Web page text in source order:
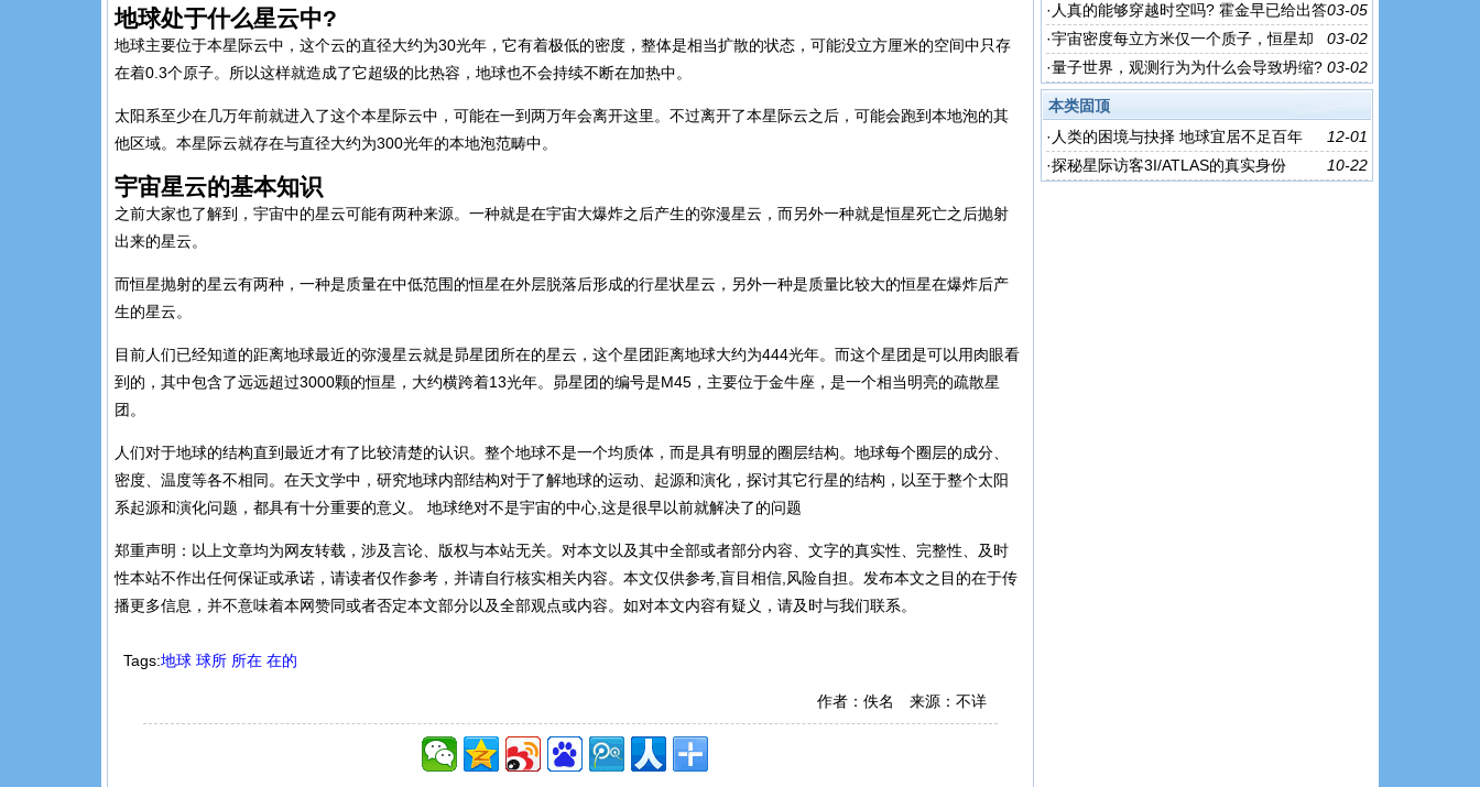
地球处于什么星云中?
地球主要位于本星际云中，这个云的直径大约为30光年，它有着极低的密度，整体是相当扩散的状态，可能没立方厘米的空间中只存
在着0.3个原子。所以这样就造成了它超级的比热容，地球也不会持续不断在加热中。
太阳系至少在几万年前就进入了这个本星际云中，可能在一到两万年会离开这里。不过离开了本星际云之后，可能会跑到本地泡的其
他区域。本星际云就存在与直径大约为300光年的本地泡范畴中。
宇宙星云的基本知识
之前大家也了解到，宇宙中的星云可能有两种来源。一种就是在宇宙大爆炸之后产生的弥漫星云，而另外一种就是恒星死亡之后抛射
出来的星云。
而恒星抛射的星云有两种，一种是质量在中低范围的恒星在外层脱落后形成的行星状星云，另外一种是质量比较大的恒星在爆炸后产
生的星云。
目前人们已经知道的距离地球最近的弥漫星云就是昴星团所在的星云，这个星团距离地球大约为444光年。而这个星团是可以用肉眼看
到的，其中包含了远远超过3000颗的恒星，大约横跨着13光年。昴星团的编号是M45，主要位于金牛座，是一个相当明亮的疏散星
团。
人们对于地球的结构直到最近才有了比较清楚的认识。整个地球不是一个均质体，而是具有明显的圈层结构。地球每个圈层的成分、
密度、温度等各不相同。在天文学中，研究地球内部结构对于了解地球的运动、起源和演化，探讨其它行星的结构，以至于整个太阳
系起源和演化问题，都具有十分重要的意义。 地球绝对不是宇宙的中心,这是很早以前就解决了的问题
郑重声明：以上文章均为网友转载，涉及言论、版权与本站无关。对本文以及其中全部或者部分内容、文字的真实性、完整性、及时
性本站不作出任何保证或承诺，请读者仅作参考，并请自行核实相关内容。本文仅供参考,盲目相信,风险自担。发布本文之目的在于传
播更多信息，并不意味着本网赞同或者否定本文部分以及全部观点或内容。如对本文内容有疑义，请及时与我们联系。
Tags:地球 球所 所在 在的
作者：佚名 来源：不详
03-05
· 人真的能够穿越时空吗? 霍金早已给出答
案，只是很多人不敢承认
03-02
·宇宙密度每立方米仅一个质子，恒星却
为何还能疯狂诞生?
03-02
·量子世界，观测行为为什么会导致坍缩?
本类固顶
12-01
· 人类的困境与抉择 地球宜居不足百年
10-22
·探秘星际访客3I/ATLAS的真实身份